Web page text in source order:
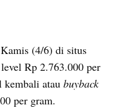
(4/6) di situs
Rp 2.763.000 per
kembali atau buyback
per gram.